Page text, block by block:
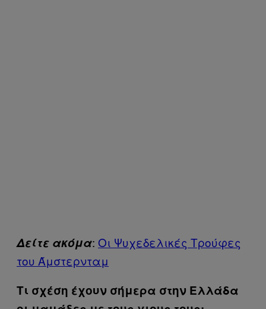
Δείτε ακόμα: Οι Ψυχεδελικές Τρούφες
του Άμστερνταμ
Τι σχέση έχουν σήμερα στην Ελλάδα